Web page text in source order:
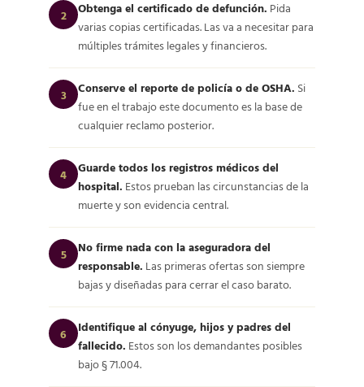
2 Obtenga el certificado de defunción. Pida
varias copias certificadas. Las va a necesitar para
múltiples trámites legales y financieros.
3 Conserve el reporte de policía o de OSHA. Si
fue en el trabajo este documento es la base de
cualquier reclamo posterior.
4
Guarde todos los registros médicos del
hospital. Estos prueban las circunstancias de la
muerte y son evidencia central.
5
No firme nada con la aseguradora del
responsable. Las primeras ofertas son siempre
bajas y diseñadas para cerrar el caso barato.
6
Identifique al cónyuge, hijos y padres del
fallecido. Estos son los demandantes posibles
bajo § 71.004.